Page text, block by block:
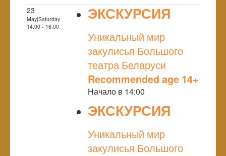
23
May|Saturday
14:00 - 16:00
ЭКСКУРСИЯ
Уникальный мир
закулисья Большого
театра Беларуси
Recommended age 14+
Начало в 14:00
ЭКСКУРСИЯ
Уникальный мир
закулисья Большого